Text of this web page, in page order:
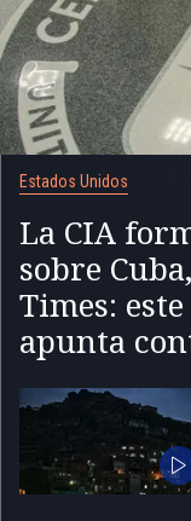
Estados Unidos
La CIA
sobre
Times:
apunta